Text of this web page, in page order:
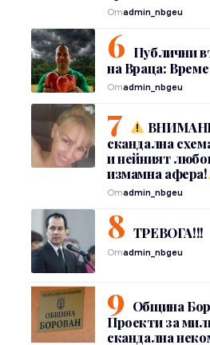
Отadmin_nbgeu
Публични
на Враца: Време
Отadmin_nbgeu
скандална
и нейният
измамна афера!
Отadmin_nbgeu
ТРЕВОГА!!!
Отadmin_nbgeu
Община
Проекти за
скандална